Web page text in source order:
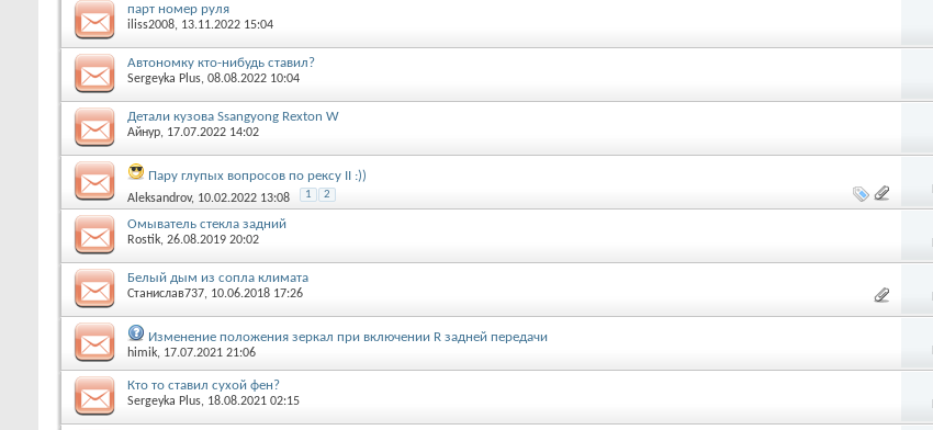
парт номер руля
iliss2008, 13.11.2022 15:04
Автономку кто-нибудь ставил?
Sergeyka Plus, 08.08.2022 10:04
Детали кузова Ssangyong Rexton W
Айнур, 17.07.2022 14:02
Пару глупых вопросов по рексу II :))
Aleksandrov, 10.02.2022 13:08 1 2
Омыватель стекла задний
Rostik, 26.08.2019 20:02
Белый дым из сопла климата
Станислав737, 10.06.2018 17:26
Изменение положения зеркал при включении R задней передачи
himik, 17.07.2021 21:06
Кто то ставил сухой фен?
Sergeyka Plus, 18.08.2021 02:15